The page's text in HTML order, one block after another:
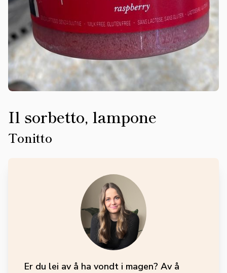
Il sorbetto, lampone
Tonitto
Er du lei av å ha vondt i magen? Av å